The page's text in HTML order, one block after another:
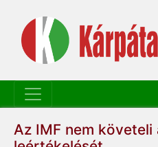
Az IMF nem követeli